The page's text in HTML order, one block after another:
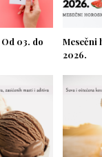
03. do
Mesečni
2026.